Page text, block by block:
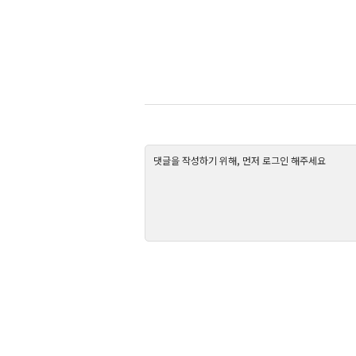
댓글을 작성하기 위해, 먼저 로그인 해주세요